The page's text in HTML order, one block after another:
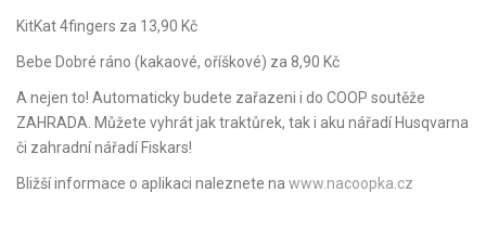
KitKat 4fingers za 13,90 Kč
Bebe Dobré ráno (kakaové, oříškové) za 8,90 Kč
A nejen to! Automaticky budete zařazeni i do COOP soutěže
ZAHRADA. Můžete vyhrát jak traktůrek, tak i aku nářadí Husqvarna
či zahradní nářadí Fiskars!
Bližší informace o aplikaci naleznete na www.nacoopka.cz